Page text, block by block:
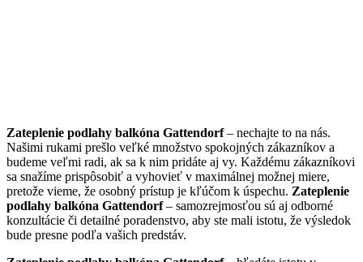
Zateplenie podlahy balkóna Gattendorf– nechajte to na nás.
Našimi rukami prešlo veľké množstvo spokojných zákazníkov a
budeme veľmi radi, ak sa k nim pridáte aj vy. Každému zákazníkovi
sa snažíme prispôsobiť a vyhovieť v maximálnej možnej miere,
pretože vieme, že osobný prístup je kľúčom k úspechu. Zateplenie
podlahy balkóna Gattendorf– samozrejmosťou sú aj odborné
konzultácie či detailné poradenstvo, aby ste mali istotu, že výsledok
bude presne podľa vašich predstáv.